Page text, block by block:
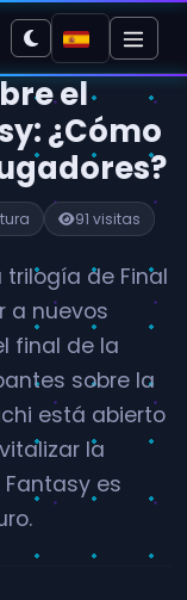
el
¿Cómo
91 visitas
de Final
a nuevos
final de la
sobre la
está abierto
la
es